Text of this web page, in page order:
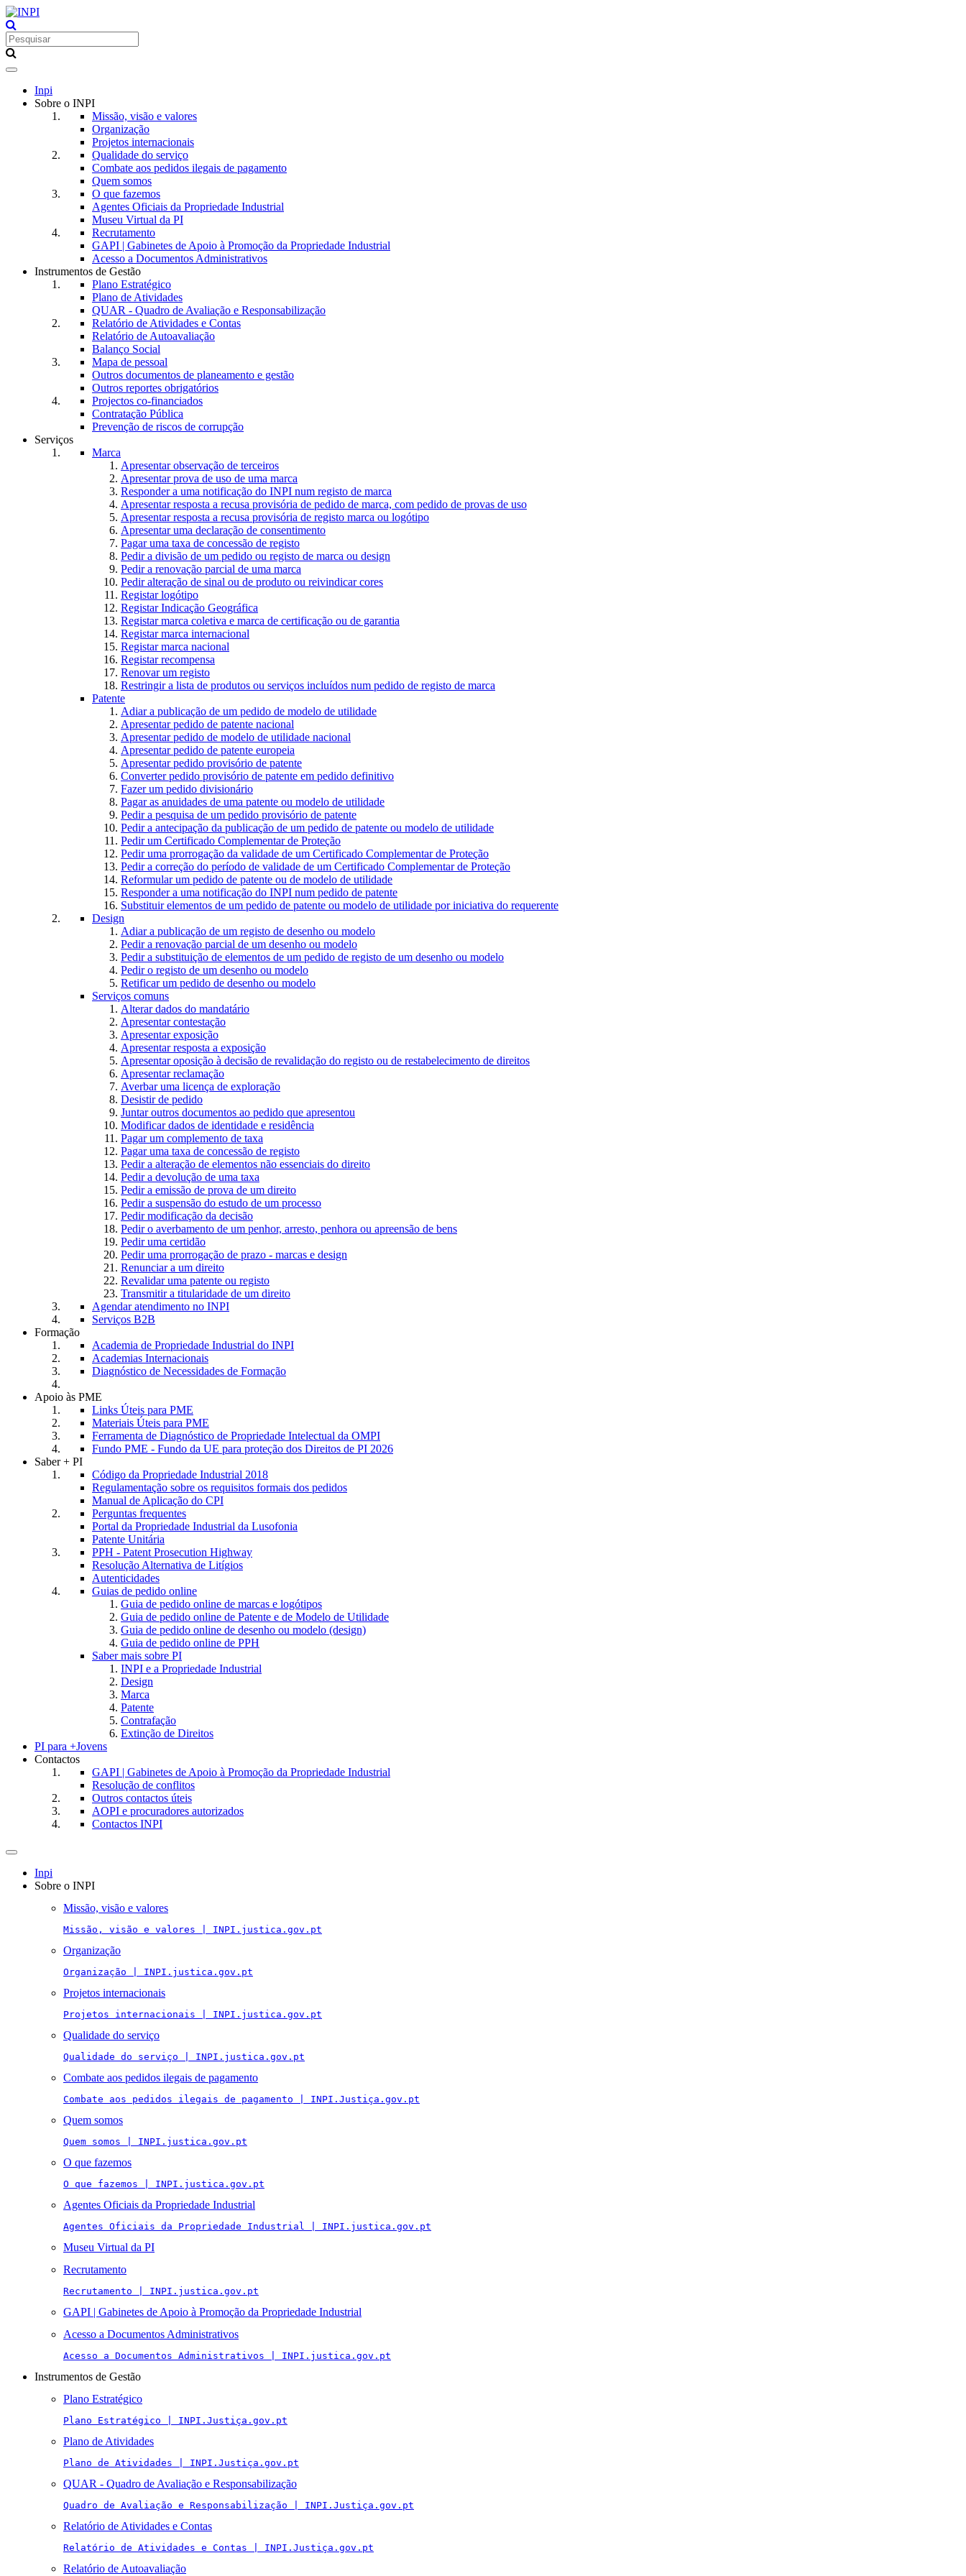
Toggle
navigation
Inpi
Sobre o INPI
Missão, visão e valores
Organização
Projetos internacionais
Qualidade do serviço
Combate aos pedidos ilegais de pagamento
Quem somos
O que fazemos
Agentes Oficiais da Propriedade Industrial
Museu Virtual da PI
Recrutamento
GAPI | Gabinetes de Apoio à Promoção da Propriedade Industrial
Acesso a Documentos Administrativos
Instrumentos de Gestão
Plano Estratégico
Plano de Atividades
QUAR - Quadro de Avaliação e Responsabilização
Relatório de Atividades e Contas
Relatório de Autoavaliação
Balanço Social
Mapa de pessoal
Outros documentos de planeamento e gestão
Outros reportes obrigatórios
Projectos co-financiados
Contratação Pública
Prevenção de riscos de corrupção
Serviços
Marca
Apresentar observação de terceiros
Apresentar prova de uso de uma marca
Responder a uma notificação do INPI num registo de marca
Apresentar resposta a recusa provisória de pedido de marca, com pedido de provas de uso
Apresentar resposta a recusa provisória de registo marca ou logótipo
Apresentar uma declaração de consentimento
Pagar uma taxa de concessão de registo
Pedir a divisão de um pedido ou registo de marca ou design
Pedir a renovação parcial de uma marca
Pedir alteração de sinal ou de produto ou reivindicar cores
Registar logótipo
Registar Indicação Geográfica
Registar marca coletiva e marca de certificação ou de garantia
Registar marca internacional
Registar marca nacional
Registar recompensa
Renovar um registo
Restringir a lista de produtos ou serviços incluídos num pedido de registo de marca
Patente
Adiar a publicação de um pedido de modelo de utilidade
Apresentar pedido de patente nacional
Apresentar pedido de modelo de utilidade nacional
Apresentar pedido de patente europeia
Apresentar pedido provisório de patente
Converter pedido provisório de patente em pedido definitivo
Fazer um pedido divisionário
Pagar as anuidades de uma patente ou modelo de utilidade
Pedir a pesquisa de um pedido provisório de patente
Pedir a antecipação da publicação de um pedido de patente ou modelo de utilidade
Pedir um Certificado Complementar de Proteção
Pedir uma prorrogação da validade de um Certificado Complementar de Proteção
Pedir a correção do período de validade de um Certificado Complementar de Proteção
Reformular um pedido de patente ou de modelo de utilidade
Responder a uma notificação do INPI num pedido de patente
Substituir elementos de um pedido de patente ou modelo de utilidade por iniciativa do requerente
Design
Adiar a publicação de um registo de desenho ou modelo
Pedir a renovação parcial de um desenho ou modelo
Pedir a substituição de elementos de um pedido de registo de um desenho ou modelo
Pedir o registo de um desenho ou modelo
Retificar um pedido de desenho ou modelo
Serviços comuns
Alterar dados do mandatário
Apresentar contestação
Apresentar exposição
Apresentar resposta a exposição
Apresentar oposição à decisão de revalidação do registo ou de restabelecimento de direitos
Apresentar reclamação
Averbar uma licença de exploração
Desistir de pedido
Juntar outros documentos ao pedido que apresentou
Modificar dados de identidade e residência
Pagar um complemento de taxa
Pagar uma taxa de concessão de registo
Pedir a alteração de elementos não essenciais do direito
Pedir a devolução de uma taxa
Pedir a emissão de prova de um direito
Pedir a suspensão do estudo de um processo
Pedir modificação da decisão
Pedir o averbamento de um penhor, arresto, penhora ou apreensão de bens
Pedir uma certidão
Pedir uma prorrogação de prazo - marcas e design
Renunciar a um direito
Revalidar uma patente ou registo
Transmitir a titularidade de um direito
Agendar atendimento no INPI
Serviços B2B
Formação
Academia de Propriedade Industrial do INPI
Academias Internacionais
Diagnóstico de Necessidades de Formação
Apoio às PME
Links Úteis para PME
Materiais Úteis para PME
Ferramenta de Diagnóstico de Propriedade Intelectual da OMPI
Fundo PME - Fundo da UE para proteção dos Direitos de PI 2026
Saber + PI
Código da Propriedade Industrial 2018
Regulamentação sobre os requisitos formais dos pedidos
Manual de Aplicação do CPI
Perguntas frequentes
Portal da Propriedade Industrial da Lusofonia
Patente Unitária
PPH - Patent Prosecution Highway
Resolução Alternativa de Litígios
Autenticidades
Guias de pedido online
Guia de pedido online de marcas e logótipos
Guia de pedido online de Patente e de Modelo de Utilidade
Guia de pedido online de desenho ou modelo (design)
Guia de pedido online de PPH
Saber mais sobre PI
INPI e a Propriedade Industrial
Design
Marca
Patente
Contrafação
Extinção de Direitos
PI para +Jovens
Contactos
GAPI | Gabinetes de Apoio à Promoção da Propriedade Industrial
Resolução de conflitos
Outros contactos úteis
AOPI e procuradores autorizados
Contactos INPI
Toggle
navigation
Inpi
Sobre o INPI
Missão, visão e valores
Missão, visão e valores | INPI.justica.gov.pt
Organização
Organização | INPI.justica.gov.pt
Projetos internacionais
Projetos internacionais | INPI.justica.gov.pt
Qualidade do serviço
Qualidade do serviço | INPI.justica.gov.pt
Combate aos pedidos ilegais de pagamento
Combate aos pedidos ilegais de pagamento | INPI.Justiça.gov.pt
Quem somos
Quem somos | INPI.justica.gov.pt
O que fazemos
O que fazemos | INPI.justica.gov.pt
Agentes Oficiais da Propriedade Industrial
Agentes Oficiais da Propriedade Industrial | INPI.justica.gov.pt
Museu Virtual da PI
Recrutamento
Recrutamento | INPI.justica.gov.pt
GAPI | Gabinetes de Apoio à Promoção da Propriedade Industrial
Acesso a Documentos Administrativos
Acesso a Documentos Administrativos | INPI.justica.gov.pt
Instrumentos de Gestão
Plano Estratégico
Plano Estratégico | INPI.Justiça.gov.pt
Plano de Atividades
Plano de Atividades | INPI.Justiça.gov.pt
QUAR - Quadro de Avaliação e Responsabilização
Quadro de Avaliação e Responsabilização | INPI.Justiça.gov.pt
Relatório de Atividades e Contas
Relatório de Atividades e Contas | INPI.Justiça.gov.pt
Relatório de Autoavaliação